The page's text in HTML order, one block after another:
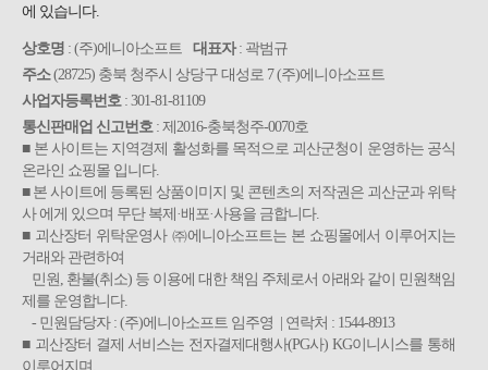
에 있습니다.
상호명 : (주)에니아소프트 대표자 : 곽범규
주소 (28725) 충북 청주시 상당구 대성로 7 (주)에니아소프트
사업자등록번호 : 301-81-81109
통신판매업 신고번호 : 제2016-충북청주-0070호
■ 본 사이트는 지역경제 활성화를 목적으로 괴산군청이 운영하는 공식
온라인 쇼핑몰 입니다.
■ 본 사이트에 등록된 상품이미지 및 콘텐츠의 저작권은 괴산군과 위탁
사 에게 있으며 무단 복제·배포·사용을 금합니다.
■ 괴산장터 위탁운영사 ㈜에니아소프트는 본 쇼핑몰에서 이루어지는
거래와 관련하여
민원, 환불(취소) 등 이용에 대한 책임 주체로서 아래와 같이 민원책임
제를 운영합니다.
- 민원담당자 : (주)에니아소프트 임주영 | 연락처 : 1544-8913
■ 괴산장터 결제 서비스는 전자결제대행사(PG사) KG이니시스를 통해
이루어지며,